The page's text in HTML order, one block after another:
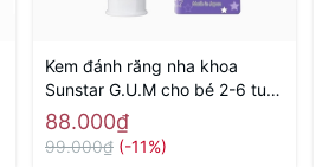
Kem đánh răng nha khoa
Sunstar G.U.M cho bé 2-6 tuổi
70g ( hương nho) - Hàng Nhật
nội địa
88.000₫
99.000₫ (-11%)